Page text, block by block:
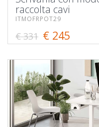
raccolta cavi
ITMOFRPOT29
€ 331 € 245